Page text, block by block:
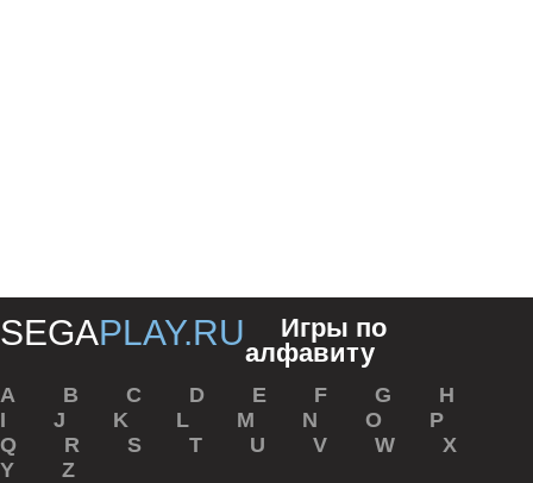
SEGAPLAY.RU
Игры по
алфавиту
A B С D E F G
H
I
J K L M N O
P
Q
R S T U V W
X
Y
Z